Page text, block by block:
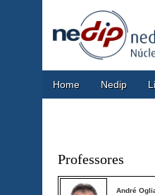
Home Nedip
Professores
André